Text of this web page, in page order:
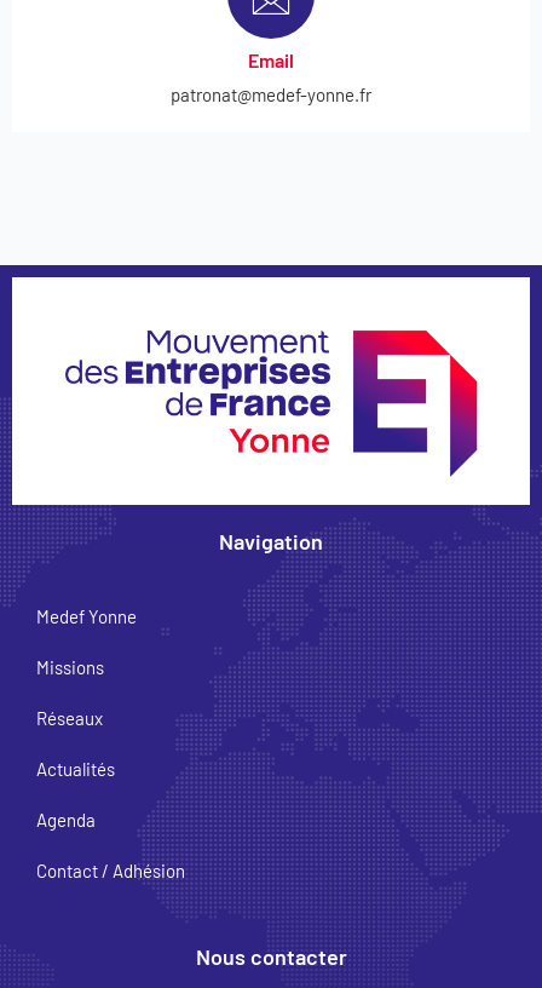
Email
patronat@medef-yonne.fr
Navigation
Medef Yonne
Missions
Réseaux
Actualités
Agenda
Contact / Adhésion
Nous contacter